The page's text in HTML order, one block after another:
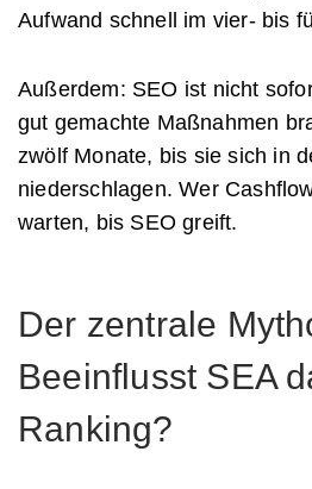
Aufwand schnell im vier- bis
Außerdem: SEO ist nicht
gut gemachte Maßnahmen
zwölf Monate, bis sie sich in
niederschlagen. Wer
warten, bis SEO greift.
Der zentrale
Beeinflusst SEA
Ranking?